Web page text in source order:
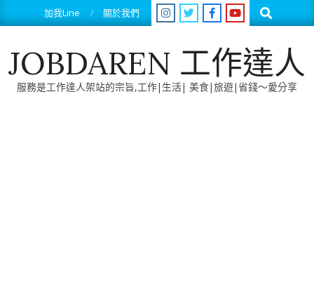
to
加我Line 關於我們 Search
JOBDAREN 工作達人
服務是工作達人架站的宗旨,工作|生活| 美食|旅遊|省錢～愛分享